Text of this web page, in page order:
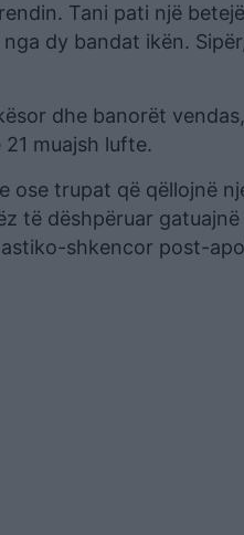
Tani pati një
dy bandat ikën.
dhe banorët
muajsh lufte.
ose trupat që qëllojnë
të dëshpëruar
shkencor post-